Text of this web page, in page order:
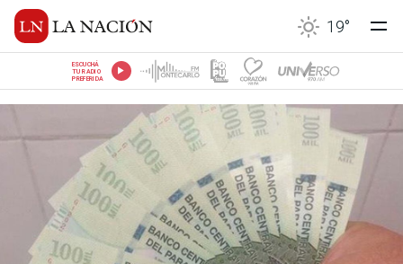
19°
ESCUCHÁ
TU RADIO
PREFERIDA